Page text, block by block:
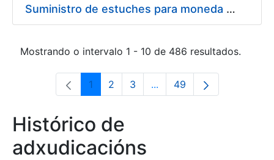
Suministro de estuches para moneda de 30 €
Mostrando o intervalo 1 - 10 de 486 resultados.
Páxina
1 Páxina
2 Páxina
3 ...Páxinas intermedias Use
Páxina
49
Histórico de
adxudicacións